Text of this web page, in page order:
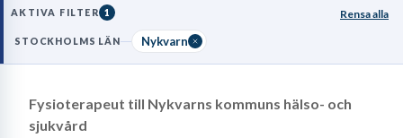
AKTIVA FILTER 1 Rensa alla
STOCKHOLMS LÄN Nykvarn
Fysioterapeut till Nykvarns kommuns hälso- och
sjukvård